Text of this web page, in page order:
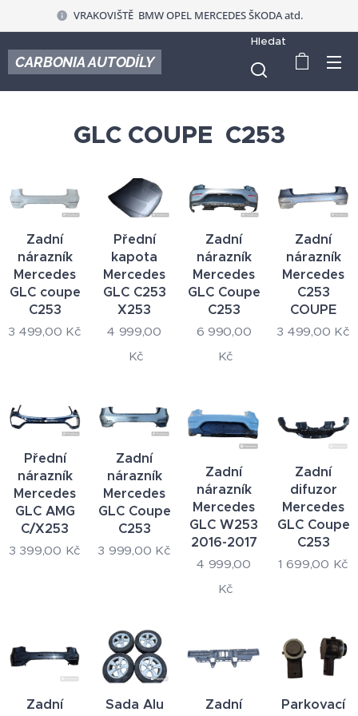
VRAKOVIŠTĚ BMW OPEL MERCEDES ŠKODA atd.
CARBONIA AUTODÍLY
Hledat
GLC COUPE C253
Zadní
nárazník
Mercedes
GLC coupe
C253
3 499,00 Kč
Přední
kapota
Mercedes
GLC C253
X253
4 999,00
Kč
Zadní
nárazník
Mercedes
GLC Coupe
C253
6 990,00
Kč
Zadní
nárazník
Mercedes
C253
COUPE
3 499,00 Kč
Přední
nárazník
Mercedes
GLC AMG
C/X253
3 399,00 Kč
Zadní
nárazník
Mercedes
GLC Coupe
C253
3 999,00 Kč
Zadní
nárazník
Mercedes
GLC W253
2016-2017
4 999,00
Kč
Zadní
difuzor
Mercedes
GLC Coupe
C253
1 699,00 Kč
Zadní
Sada Alu
Zadní
Parkovací